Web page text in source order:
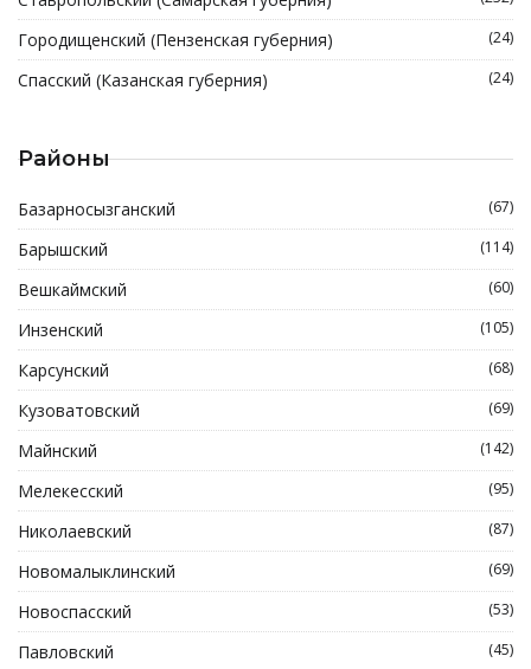
Городищенский (Пензенская губерния) (24)
Спасский (Казанская губерния) (24)
Районы
Базарносызганский (67)
Барышский (114)
Вешкаймский (60)
Инзенский (105)
Карсунский (68)
Кузоватовский (69)
Майнский (142)
Мелекесский (95)
Николаевский (87)
Новомалыклинский (69)
Новоспасский (53)
Павловский (45)